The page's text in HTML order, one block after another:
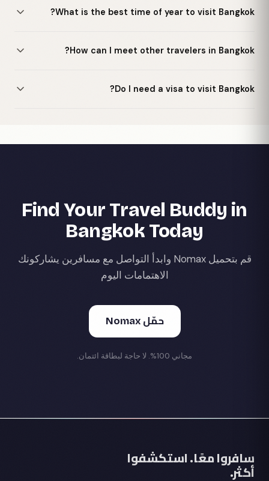
What is the best time of year to visit Bangkok?
How can I meet other travelers in Bangkok?
Do I need a visa to visit Bangkok?
Find Your Travel Buddy in
Bangkok Today
قم بتحميل Nomax وابدأ التواصل مع مسافرين يشاركونك
الاهتمامات اليوم
حمّل Nomax
مجاني 100%. لا حاجة لبطاقة ائتمان.
سافروا معًا. استكشفوا
أكثر.